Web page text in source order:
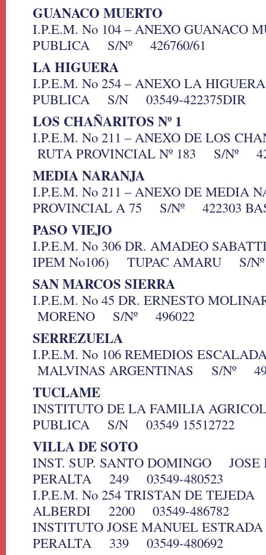
GUANACO MUERTO
I.P.E.M. No 104 – ANEXO GUANACO
PUBLICA S/Nº 426760/61
LA HIGUERA
I.P.E.M. No 254 – ANEXO LA
PUBLICA S/N 03549-422375DIR
LOS CHAÑARITOS Nº 1
I.P.E.M. No 211 – ANEXO DE LOS
RUTA PROVINCIAL Nº 183 S/Nº
MEDIA NARANJA
I.P.E.M. No 211 – ANEXO DE MEDIA
PROVINCIAL A 75 S/Nº 422303
PASO VIEJO
I.P.E.M. No 306 DR. AMADEO
IPEM No106) TUPAC AMARU S/
SAN MARCOS SIERRA
I.P.E.M. No 45 DR. ERNESTO
MORENO S/Nº 496022
SERREZUELA
I.P.E.M. No 106 REMEDIOS
MALVINAS ARGENTINAS S/Nº
TUCLAME
INSTITUTO DE LA FAMILIA
PUBLICA S/N 03549 15512722
VILLA DE SOTO
INST. SUP. SANTO DOMINGO JOSE
PERALTA 249 03549-480523
I.P.E.M. No 254 TRISTAN DE
ALBERDI 2200 03549-486782
INSTITUTO JOSE MANUEL
PERALTA 339 03549-480692